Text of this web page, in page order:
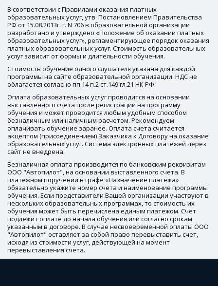
В соответствии с Правилами оказания платных
образовательных услуг, утв. Постановлением Правительства
РФ от 15.08.2013г. г. N 706 в образовательной организации
разработано и утверждено «Положение об оказании платных
образовательных услуг», регламентирующее порядок оказания
платных образовательных услуг. Стоимость образовательных
услуг зависит от формы и длительности обучения.
Стоимость обучение одного слушателя указана для каждой
программы на сайте образовательной организации. НДС не
облагается согласно пп.14 п.2 ст.149 гл.21 НК РФ.
Оплата образовательных услуг проводится на основании
выставленного счета после регистрации на программу
обучения и может проводится любым удобным способом
безналичным или наличным расчетом. Рекомендуем
оплачивать обучение заранее. Оплата счета считается
акцептом (присоединением) Заказчика к Договору на оказание
образовательных услуг. Система электронных платежей через
сайт не внедрена.
Безналичная оплата производится по банковским реквизитам
ООО "Автопилот", на основании выставленного счета. В
платежном поручении в графе «Назначение платежа»
обязательно укажите номер счета и наименование программы
обучения. Если представители Вашей организации участвуют в
нескольких образовательных программах, то стоимость их
обучения может быть перечислена единым платежом. Счет
подлежит оплате до начала обучения или согласно срокам
указанным в договоре. В случае несвоевременной оплаты ООО
"Автопилот" оставляет за собой право перевыставить счет,
исходя из стоимости услуг, действующей на момент
перевыставления счета.